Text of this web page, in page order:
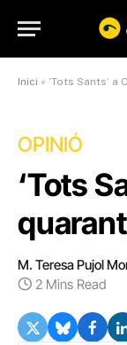
Inici » ‘Tots Sants’ a
OPINIÓ
‘Tots
M. Teresa Pujol
2 Mins Read